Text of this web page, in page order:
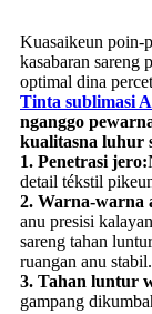
Kuasaikeun poin-
kasabaran sareng
optimal dina
Tinta sublimasi
nganggo
kualitasna luhur
1. Penetrasi jero:
detail tékstil
2. Warna-warna
anu presisi
sareng tahan
ruangan anu stabil.
3. Tahan luntur
gampang